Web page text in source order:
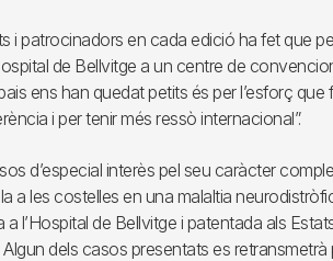
i patrocinadors en cada edició ha fet que
de Bellvitge a un centre de
ens han quedat petits és per l’esforç
i per tenir més ressò internacional”.
d’especial interès pel seu caràcter
a les costelles en una malaltia
l’Hospital de Bellvitge i patentada als
dels casos presentats es